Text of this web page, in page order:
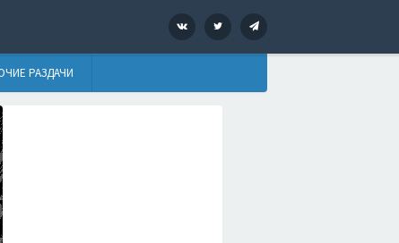
VK Twitter
РАЗДАЧИ